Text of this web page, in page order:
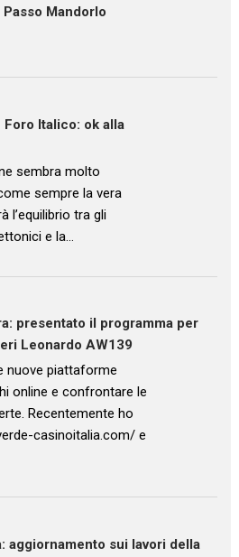
Mandorlo
Italico: ok alla
sembra molto
sempre la vera
l’equilibrio tra gli
e la…
presentato il programma per
Leonardo AW139
nuove piattaforme
online e confrontare le
Recentemente ho
casinoitalia.com/ e
aggiornamento sui lavori della